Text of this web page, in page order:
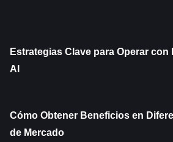
Estrategias Clave para Operar
AI
Cómo Obtener Beneficios en
de Mercado